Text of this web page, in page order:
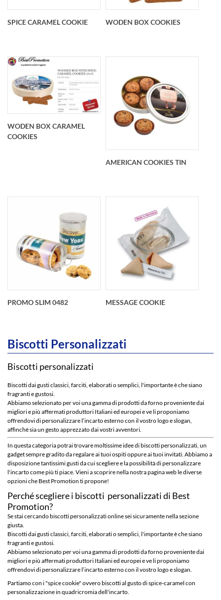
SPICE CARAMEL COOKIE
Woden Box Cookies
WODEN BOX COOKIES
Woden Box Caramel
Cookies
WODEN BOX CARAMEL
COOKIES
American Cookies
Tin
AMERICAN COOKIES TIN
Promo Slim 0482
PROMO SLIM 0482
Message Cookie
MESSAGE COOKIE
Biscotti Personalizzati
Biscotti personalizzati
Biscotti dai gusti classici, farciti, elaborati o semplici, l'importante è che siano
fragranti e gustosi.
Abbiamo selezionato per voi una gamma di prodotti da forno proveniente dai
migliori e più affermati produttori Italiani ed europei e ve li proponiamo
offrendovi di personalizzare l’incarto esterno con il vostro logo e slogan,
affinchè sia un gesto apprezzato dai vostri avventori.
In questa categoria potrai trovare moltissime idee di biscotti personalizzati, un
gadget sempre gradito da regalare ai tuoi ospiti oppure ai tuoi invitati. Abbiamo a
disposizione tantissimi gusti da cui scegliere e la possibilità di personalizzare
l'incarto come più ti piace. Vieni a scoprire nella nostra pagina web le diverse
opzioni che Best Promotion ti propone!
Perché scegliere i biscotti personalizzati di Best
Promotion?
Se stai cercando biscotti personalizzati online sei sicuramente nella sezione
giusta.
Biscotti dai gusti classici, farciti, elaborati o semplici, l'importante è che siano
fragranti e gustosi.
Abbiamo selezionato per voi una gamma di prodotti da forno proveniente dai
migliori e più affermati produttori Italiani ed europei e ve li proponiamo
offrendovi di personalizzare l’incarto esterno con il vostro logo e slogan.
Partiamo con i "spice cookie" ovvero biscotti al gusto di spice-caramel con
personalizzazione in quadricromia dell'incarto.